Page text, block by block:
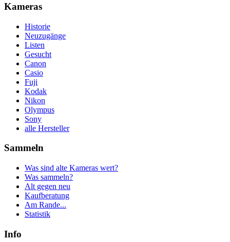
Kameras
Historie
Neuzugänge
Listen
Gesucht
Canon
Casio
Fuji
Kodak
Nikon
Olympus
Sony
alle Hersteller
Sammeln
Was sind alte Kameras wert?
Was sammeln?
Alt gegen neu
Kaufberatung
Am Rande...
Statistik
Info